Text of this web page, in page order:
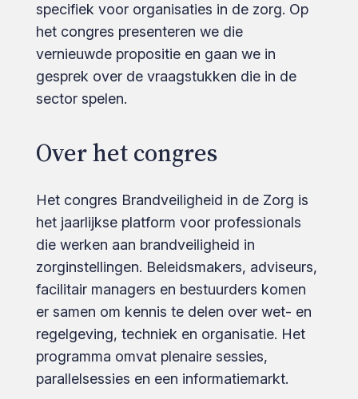
specifiek voor organisaties in de zorg. Op
het congres presenteren we die
vernieuwde propositie en gaan we in
gesprek over de vraagstukken die in de
sector spelen.
Over het congres
Het congres Brandveiligheid in de Zorg is
het jaarlijkse platform voor professionals
die werken aan brandveiligheid in
zorginstellingen. Beleidsmakers, adviseurs,
facilitair managers en bestuurders komen
er samen om kennis te delen over wet- en
regelgeving, techniek en organisatie. Het
programma omvat plenaire sessies,
parallelsessies en een informatiemarkt.